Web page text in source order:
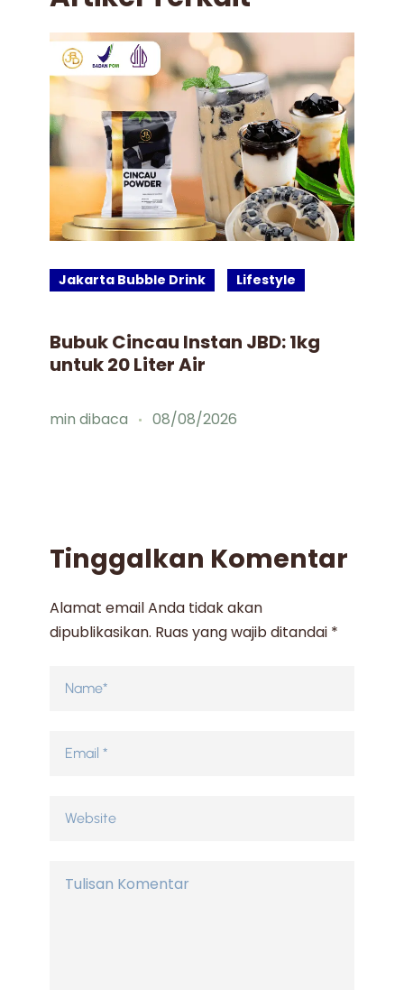
Jakarta Bubble Drink Lifestyle
Bubuk Cincau Instan JBD: 1kg
untuk 20 Liter Air
min dibaca 08/08/2026
Tinggalkan Komentar
Alamat email Anda tidak akan
dipublikasikan. Ruas yang wajib ditandai *